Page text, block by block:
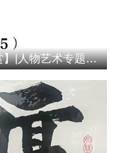
国礼艺术家——王晓红【书画作品欣赏】|人物艺术专题报道